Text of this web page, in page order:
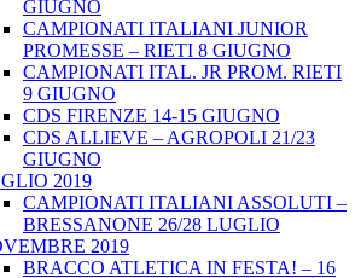
GIUGNO
CAMPIONATI ITALIANI JUNIOR
PROMESSE – RIETI 8 GIUGNO
CAMPIONATI ITAL. JR PROM. RIETI
9 GIUGNO
CDS FIRENZE 14-15 GIUGNO
CDS ALLIEVE – AGROPOLI 21/23
GIUGNO
2019
CAMPIONATI ITALIANI ASSOLUTI –
BRESSANONE 26/28 LUGLIO
2019
BRACCO ATLETICA IN FESTA! – 16